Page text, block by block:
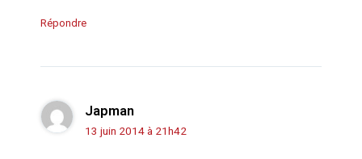
Répondre
Japman
13 juin 2014 à 21h42